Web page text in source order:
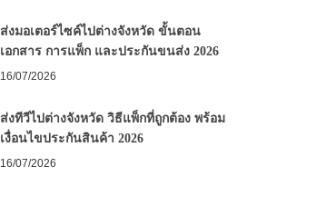
ส่งมอเตอร์ไซค์ไปต่างจังหวัด ขั้นตอน
เอกสาร การแพ็ก และประกันขนส่ง 2026
16/07/2026
ส่งทีวีไปต่างจังหวัด วิธีแพ็กที่ถูกต้อง พร้อม
เงื่อนไขประกันสินค้า 2026
16/07/2026